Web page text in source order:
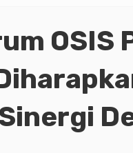
OSIS